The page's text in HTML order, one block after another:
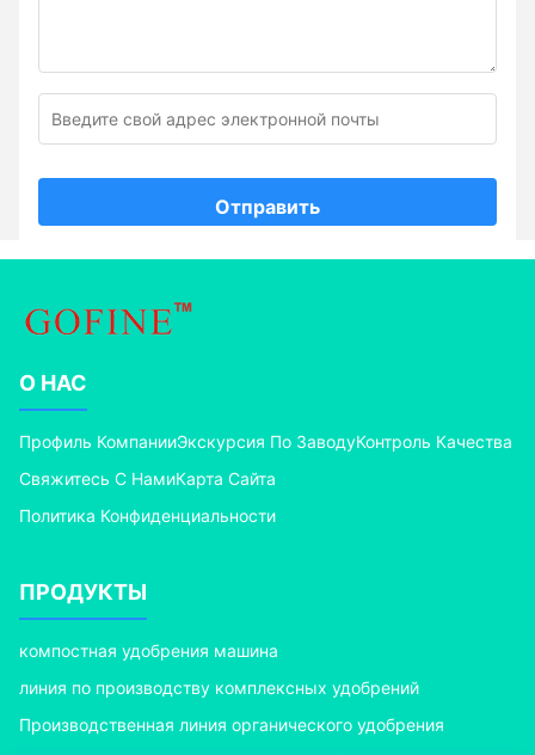
Отправить
О НАС
Профиль КомпанииЭкскурсия По ЗаводуКонтроль Качества
Свяжитесь С НамиКарта Сайта
Политика Конфиденциальности
ПРОДУКТЫ
компостная удобрения машина
линия по производству комплексных удобрений
Производственная линия органического удобрения